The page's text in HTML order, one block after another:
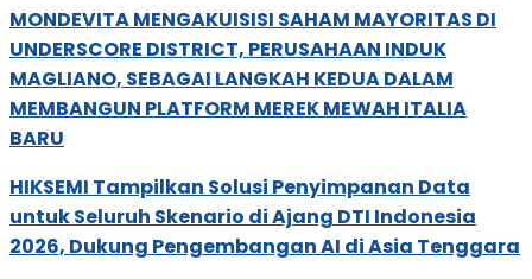
MONDEVITA MENGAKUISISI SAHAM MAYORITAS DI
UNDERSCORE DISTRICT, PERUSAHAAN INDUK
MAGLIANO, SEBAGAI LANGKAH KEDUA DALAM
MEMBANGUN PLATFORM MEREK MEWAH ITALIA
BARU
HIKSEMI Tampilkan Solusi Penyimpanan Data
untuk Seluruh Skenario di Ajang DTI Indonesia
2026, Dukung Pengembangan AI di Asia Tenggara